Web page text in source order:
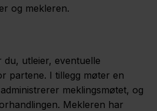
og mekleren.
du, utleier, eventuelle
partene. I tillegg møter en
meklingsmøtet, og
Mekleren har